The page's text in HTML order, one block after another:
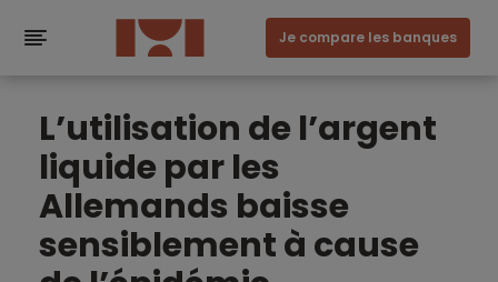
Je compare les banques
L’utilisation de l’argent
liquide par les
Allemands baisse
sensiblement à cause